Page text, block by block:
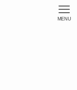
MENU